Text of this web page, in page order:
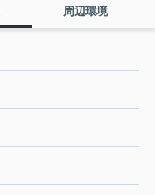
周辺環境